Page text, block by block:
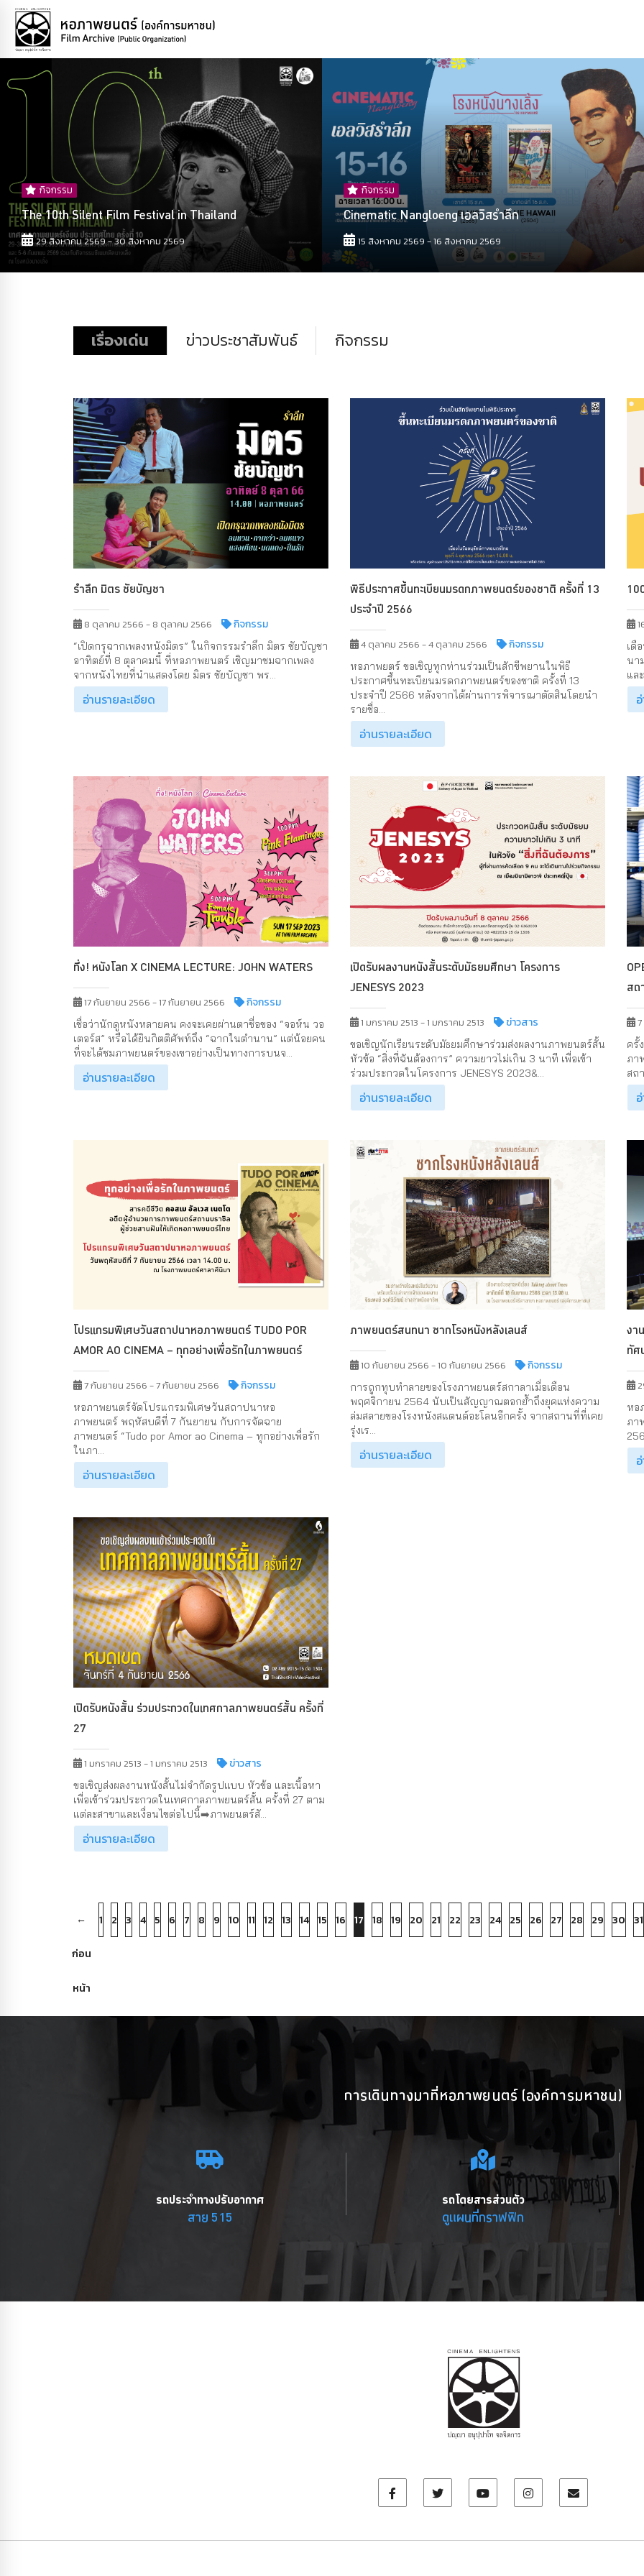
กิจกรรม
The 10th Silent Film Festival in Thailand
29 สิงหาคม 2569 - 30 สิงหาคม 2569
กิจกรรม
Cinematic Nangloeng เอลวิสรำลึก
15 สิงหาคม 2569 - 16 สิงหาคม 2569
เรื่องเด่น ข่าวประชาสัมพันธ์ กิจกรรม
รำลึก มิตร ชัยบัญชา
8 ตุลาคม 2566 - 8 ตุลาคม 2566 กิจกรรม
“เปิดกรุฉากเพลงหนังมิตร” ในกิจกรรมรำลึก มิตร ชัยบัญชา
อาทิตย์ที่ 8 ตุลาคมนี้ ที่หอภาพยนตร์ เชิญมาชมฉากเพลง
จากหนังไทยที่นำแสดงโดย มิตร ชัยบัญชา พร...
อ่านรายละเอียด
พิธีประกาศขึ้นทะเบียนมรดกภาพยนตร์ของชาติ ครั้งที่ 13
ประจำปี 2566
4 ตุลาคม 2566 - 4 ตุลาคม 2566 กิจกรรม
หอภาพยตร์ ขอเชิญทุกท่านร่วมเป็นสักขีพยานในพิธี
ประกาศขึ้นทะเบียนมรดกภาพยนตร์ของชาติ ครั้งที่ 13
ประจำปี 2566 หลังจากได้ผ่านการพิจารณาตัดสินโดยนำ
รายชื่อ...
อ่านรายละเอียด
เดื
นา
แล
ทึ่ง! หนังโลก X CINEMA LECTURE: JOHN WATERS
17 กันยายน 2566 - 17 กันยายน 2566 กิจกรรม
เชื่อว่านักดูหนังหลายคน คงจะเคยผ่านตาชื่อของ “จอห์น วอ
เตอร์ส” หรือได้ยินกิตติศัพท์ถึง “ฉากในตำนาน” แต่น้อยคน
ที่จะได้ชมภาพยนตร์ของเขาอย่างเป็นทางการบนจ...
อ่านรายละเอียด
เปิดรับผลงานหนังสั้นระดับมัธยมศึกษา โครงการ
JENESYS 2023
1 มกราคม 2513 - 1 มกราคม 2513 ข่าวสาร
ขอเชิญนักเรียนระดับมัธยมศึกษาร่วมส่งผลงานภาพยนตร์สั้น
หัวข้อ “สิ่งที่ฉันต้องการ” ความยาวไม่เกิน 3 นาที เพื่อเข้า
ร่วมประกวดในโครงการ JENESYS 2023&...
อ่านรายละเอียด
สถ
ครั้
ภา
สถ
โปรแกรมพิเศษวันสถาปนาหอภาพยนตร์ TUDO POR
AMOR AO CINEMA – ทุกอย่างเพื่อรักในภาพยนตร์
7 กันยายน 2566 - 7 กันยายน 2566 กิจกรรม
หอภาพยนตร์จัดโปรแกรมพิเศษวันสถาปนาหอ
ภาพยนตร์ พฤหัสบดีที่ 7 กันยายน กับการจัดฉาย
ภาพยนตร์ “Tudo por Amor ao Cinema – ทุกอย่างเพื่อรัก
ในภา...
อ่านรายละเอียด
ภาพยนตร์สนทนา ซากโรงหนังหลังเลนส์
10 กันยายน 2566 - 10 กันยายน 2566 กิจกรรม
การถูกทุบทำลายของโรงภาพยนตร์สกาลาเมื่อเดือน
พฤศจิกายน 2564 นับเป็นสัญญาณตอกย้ำถึงยุคแห่งความ
ล่มสลายของโรงหนังสแตนด์อะโลนอีกครั้ง จากสถานที่ที่เคย
รุ่งเร...
อ่านรายละเอียด
งา
ทัศ
หอ
ภา
เปิดรับหนังสั้น ร่วมประกวดในเทศกาลภาพยนตร์สั้น ครั้งที่
27
1 มกราคม 2513 - 1 มกราคม 2513 ข่าวสาร
ขอเชิญส่งผลงานหนังสั้นไม่จำกัดรูปแบบ หัวข้อ และเนื้อหา
เพื่อเข้าร่วมประกวดในเทศกาลภาพยนตร์สั้น ครั้งที่ 27 ตาม
แต่ละสาขาและเงื่อนไขต่อไปนี้➡️ภาพยนตร์สั...
อ่านรายละเอียด
←
ก่อน
หน้า
1 2 3 4 5 6 7 8 9 10 11 12 13 14 15 16 17 18 19 20 21 22 23 24 25 26 27 28 29 30 31
การเดินทางมาที่หอภาพยนตร์ (องค์การมหาชน)
รถประจำทางปรับอากาศ
สาย 515
รถโดยสารส่วนตัว
ดูแผนที่กราฟฟิก